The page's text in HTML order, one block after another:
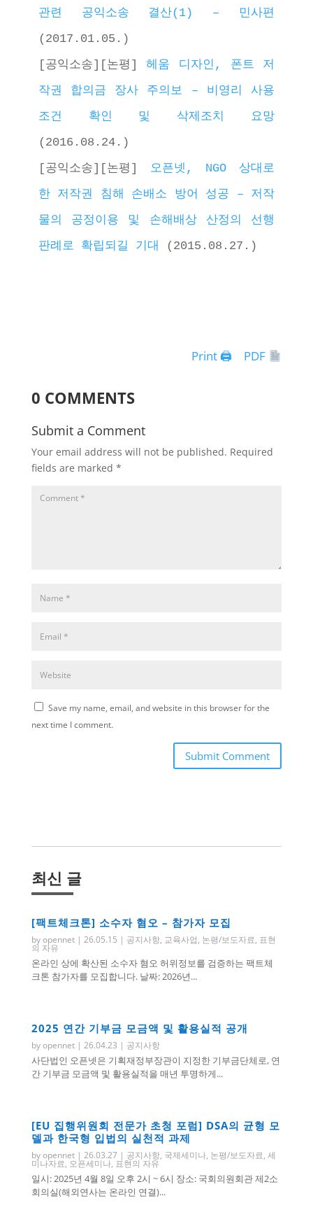
관련 공익소송 결산(1) – 민사편
(2017.01.05.)
[공익소송][논평] 헤움 디자인, 폰트 저
작권 합의금 장사 주의보 – 비영리 사용
조건 확인 및 삭제조치 요망
(2016.08.24.)
[공익소송][논평] 오픈넷, NGO 상대로
한 저작권 침해 손배소 방어 성공 – 저작
물의 공정이용 및 손해배상 산정의 선행
판례로 확립되길 기대
(2015.08.27.)
Print 🖨 PDF
0 COMMENTS
Submit a Comment
Your email address will not be published. Required
fields are marked *
Save my name, email, and website in this browser for the
next time I comment.
Submit Comment
최신 글
[팩트체크톤] 소수자 혐오 – 참가자 모집
byopennet| 26.05.15 | 공지사항, 교육사업, 논평/보도자료, 표현
의 자유
온라인 상에 확산된 소수자 혐오 허위정보를 검증하는 팩트체
크톤 참가자를 모집합니다. 날짜: 2026년...
2025 연간 기부금 모금액 및 활용실적 공개
byopennet| 26.04.23 | 공지사항
사단법인 오픈넷은 기획재정부장관이 지정한 기부금단체로, 연
간 기부금 모금액 및 활용실적을 매년 투명하게...
[EU 집행위원회 전문가 초청 포럼] DSA의 균형 모
델과 한국형 입법의 실천적 과제
byopennet| 26.03.27| 공지사항, 국제세미나, 논평/보도자료, 세
미나자료, 오픈세미나, 표현의 자유
일시: 2025년 4월 8일 오후 2시 ~ 6시 장소: 국회의원회관 제2소
회의실(해외연사는 온라인 연결)...